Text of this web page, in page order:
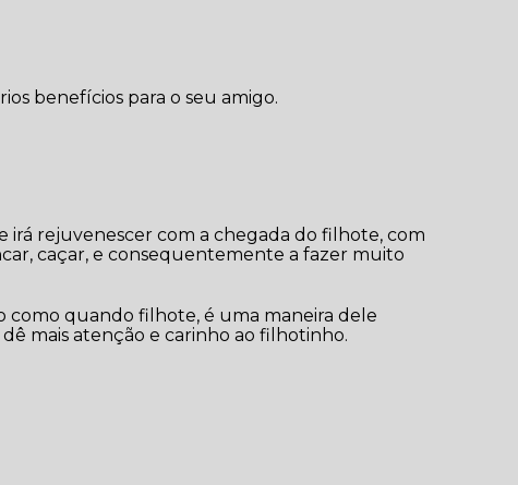
benefícios para o seu amigo.
caçar, e consequentemente a fazer muito
mais atenção e carinho ao filhotinho.